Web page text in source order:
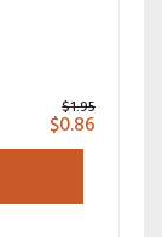
$1.95
$0.86